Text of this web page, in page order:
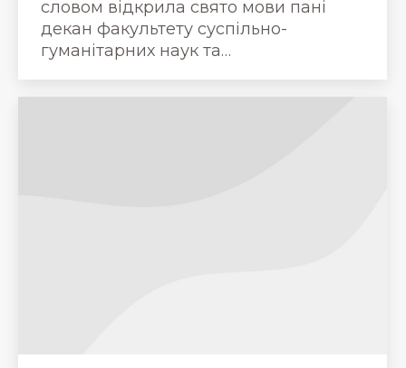
словом відкрила свято мови пані
декан факультету суспільно-
гуманітарних наук та…